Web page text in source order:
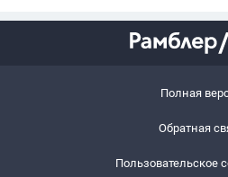
Полная
Обратная
Пользовательское